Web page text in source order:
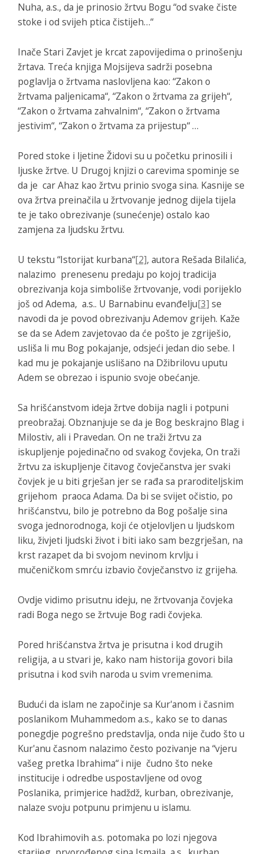
Nuha, a.s., da je prinosio žrtvu Bogu “od svake čiste
stoke i od svijeh ptica čistijeh…“
Inače Stari Zavjet je krcat zapovijedima o prinošenju
žrtava. Treća knjiga Mojsijeva sadrži posebna
poglavlja o žrtvama naslovljena kao: “Zakon o
žrtvama paljenicama“, “Zakon o žrtvama za grijeh“,
“Zakon o žrtvama zahvalnim“, “Zakon o žrtvama
jestivim“, “Zakon o žrtvama za prijestup“ …
Pored stoke i ljetine Židovi su u početku prinosili i
ljuske žrtve. U Drugoj knjizi o carevima spominje se
da je car Ahaz kao žrtvu prinio svoga sina. Kasnije se
ova žrtva preinačila u žrtvovanje jednog dijela tijela
te je tako obrezivanje (sunećenje) ostalo kao
zamjena za ljudsku žrtvu.
U tekstu “Istorijat kurbana“[2], autora Rešada Bilalića,
nalazimo prenesenu predaju po kojoj tradicija
obrezivanja koja simboliše žrtvovanje, vodi porijeklo
još od Adema, a.s.. U Barnabinu evanđelju[3] se
navodi da je povod obrezivanju Ademov grijeh. Kaže
se da se Adem zavjetovao da će pošto je zgriješio,
usliša li mu Bog pokajanje, odsjeći jedan dio sebe. I
kad mu je pokajanje uslišano na Džibrilovu uputu
Adem se obrezao i ispunio svoje obećanje.
Sa hrišćanstvom ideja žrtve dobija nagli i potpuni
preobražaj. Obznanjuje se da je Bog beskrajno Blag i
Milostiv, ali i Pravedan. On ne traži žrtvu za
iskupljenje pojedinačno od svakog čovjeka, On traži
žrtvu za iskupljenje čitavog čovječanstva jer svaki
čovjek je u biti grješan jer se rađa sa praroditeljskim
grijehom praoca Adama. Da bi se svijet očistio, po
hrišćanstvu, bilo je potrebno da Bog pošalje sina
svoga jednorodnoga, koji će otjelovljen u ljudskom
liku, živjeti ljudski život i biti iako sam bezgrješan, na
krst razapet da bi svojom nevinom krvlju i
mučeničkom smrću izbavio čovječanstvo iz grijeha.
Ovdje vidimo prisutnu ideju, ne žrtvovanja čovjeka
radi Boga nego se žrtvuje Bog radi čovjeka.
Pored hrišćanstva žrtva je prisutna i kod drugih
religija, a u stvari je, kako nam historija govori bila
prisutna i kod svih naroda u svim vremenima.
Budući da islam ne započinje sa Kur'anom i časnim
poslanikom Muhammedom a.s., kako se to danas
ponegdje pogrešno predstavlja, onda nije čudo što u
Kur'anu časnom nalazimo često pozivanje na “vjeru
vašeg pretka Ibrahima“ i nije čudno što neke
institucije i odredbe uspostavljene od ovog
Poslanika, primjerice hadždž, kurban, obrezivanje,
nalaze svoju potpunu primjenu u islamu.
Kod Ibrahimovih a.s. potomaka po lozi njegova